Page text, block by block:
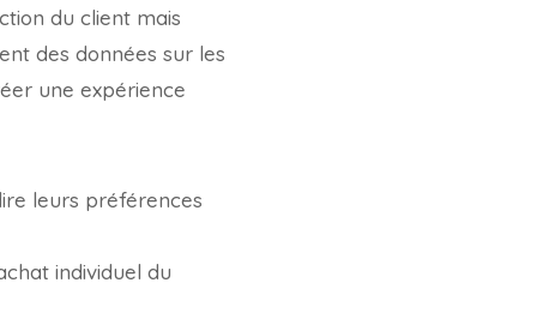
du client mais
des données sur les
une expérience
leurs préférences
individuel du